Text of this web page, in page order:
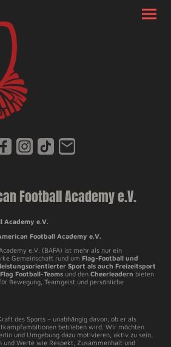
Football Academy e.V.
Academy e.V.
Football Academy e.V.
e.V. (BAFA) ist mehr als nur ein
Gemeinschaft rund um Flag-Football und
leistungsorientierter Sport als auch Freizeitsport
Flag Football-Teams und den Cheerleadern bieten
Bewegung, Teamgeist und persönliche
des Sports – unabhängig davon, ob er als
betrieben wird. Wir möchten
und Umgebung dazu motivieren, aktiv zu sein,
und Werte wie Respekt, Zusammenhalt und